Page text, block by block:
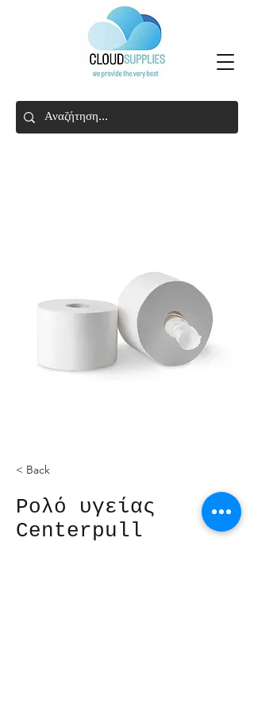
< Back
Ρολό υγείας
Centerpull